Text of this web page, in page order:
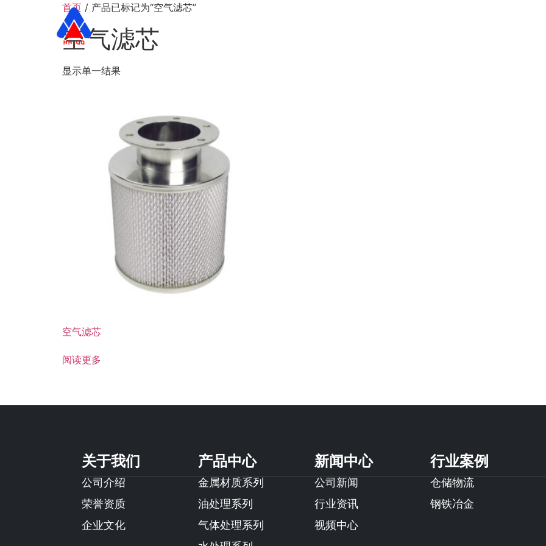
首页 / 产品已标记为“空气滤芯”
空气滤芯
显示单一结果
空气滤芯
阅读更多
关于我们
公司介绍
荣誉资质
企业文化
产品中心
金属材质系列
油处理系列
气体处理系列
新闻中心
公司新闻
行业资讯
视频中心
行业案例
仓储物流
钢铁冶金